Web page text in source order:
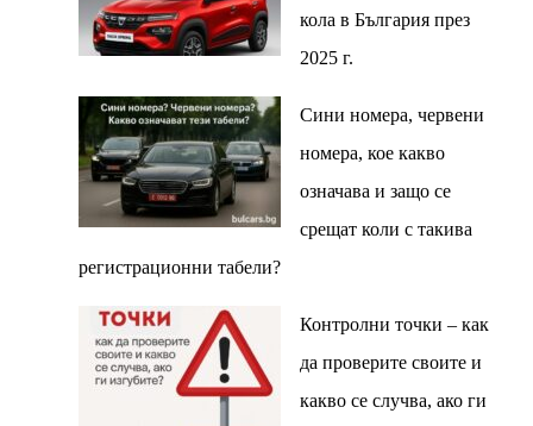
кола в България през
2025 г.
Сини номера, червени
номера, кое какво
означава и защо се
срещат коли с такива
регистрационни табели?
Контролни точки – как
да проверите своите и
какво се случва, ако ги